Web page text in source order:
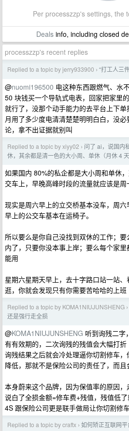
Per processzzp's settings, the
Dealsinfo, including closed
processzzp's recent replies
Replied to a topic by jerry933900 › “打工人三
@nuomi196500 电这种东西跟燃气、水
50 块钱买一个导轨式电表，回家把家里
就行了，没那个动手能力的去平台上下
月用了多少度电清清楚楚明明白白，没
论，拿不出证据就别叫
Replied to a topic by xiyy02 › 问了 ai，说国内
休，其余都是清一色的大小周、单休（月休 4 天
如果国内 80%的私企都是大小周和单休
交车上，早晚高峰时段的流量就应该是周
现实是周六早上的立交桥基本没车，周
早上的公交车基本在运椅子。
所以要么是你自己没找到双休的工作；
内了，只要你没本事上岸；要么每个家
能用
星期六星期天早上，去十字路口站一站
逛，你就会发现只有你需要苦哈哈的上班
Replied to a topic by KOMA1NIUJUNSHENG ›
还是强行走全损
@KOMA1NIUJUNSHENG 听到询残二字
有有效期的，二次询残的残值会大幅打
询残结果之后就会冷处理逼你切割修车
降低，那就不是保险公司的责任了，而
本身蔚来这个品牌，因为保值率的原因，
说白了全损金额=修车费+残值，残值低
4S 跟保险公司更是联手做局让你切割修
Replied to a topic by craftx › 如何矫正互联网